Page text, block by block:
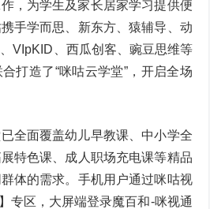
，为学生及家长居家学习提供便
手学而思、新东方、猿辅导、动
VIpKID、西瓜创客、豌豆思维等
打造了“咪咕云学堂”，开启全场
全面覆盖幼儿早教课、中小学全
特色课、成人职场充电课等精品
体的需求。手机用户通过咪咕视
专区，大屏端登录魔百和-咪视通